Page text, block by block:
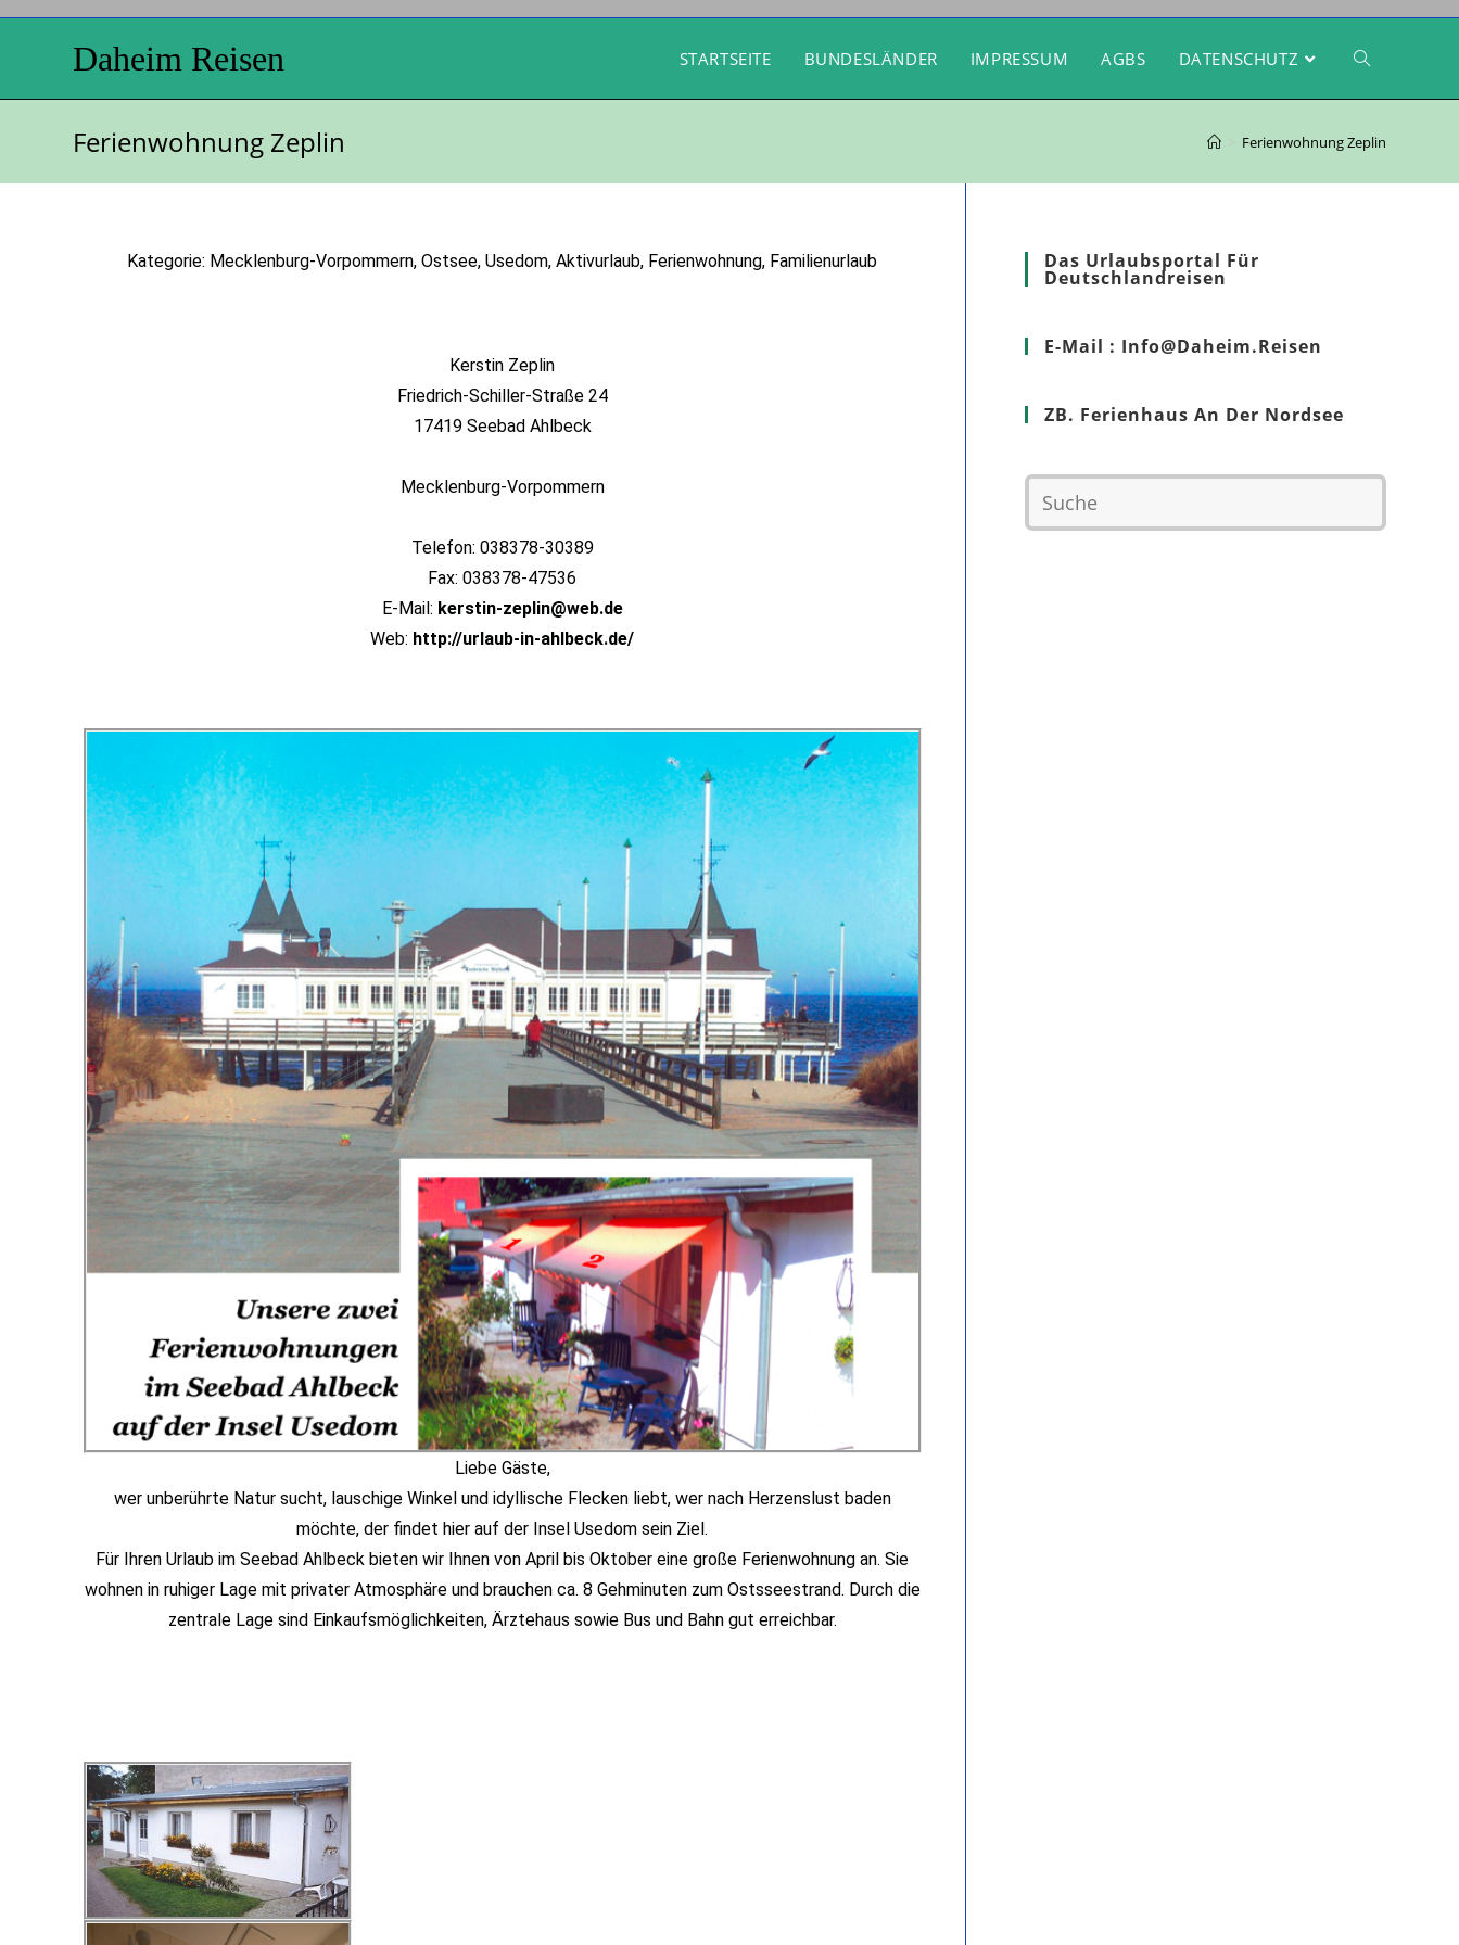
Daheim Reisen STARTSEITE BUNDESLÄNDER IMPRESSUM AGBS DATENSCHUTZ
Ferienwohnung Zeplin Ferienwohnung Zeplin
Kategorie: Mecklenburg-Vorpommern, Ostsee, Usedom, Aktivurlaub, Ferienwohnung, Familienurlaub
Kerstin Zeplin
Friedrich-Schiller-Straße 24
17419 Seebad Ahlbeck
Mecklenburg-Vorpommern
Telefon: 038378-30389
Fax: 038378-47536
E-Mail: kerstin-zeplin@web.de
Web: http://urlaub-in-ahlbeck.de/
Liebe Gäste,
wer unberührte Natur sucht, lauschige Winkel und idyllische Flecken liebt, wer nach Herzenslust baden
möchte, der findet hier auf der Insel Usedom sein Ziel.
Für Ihren Urlaub im Seebad Ahlbeck bieten wir Ihnen von April bis Oktober eine große Ferienwohnung an. Sie
wohnen in ruhiger Lage mit privater Atmosphäre und brauchen ca. 8 Gehminuten zum Ostsseestrand. Durch die
zentrale Lage sind Einkaufsmöglichkeiten, Ärztehaus sowie Bus und Bahn gut erreichbar.
Das Urlaubsportal Für
Deutschlandreisen
E-Mail : Info@Daheim.Reisen
ZB. Ferienhaus An Der Nordsee